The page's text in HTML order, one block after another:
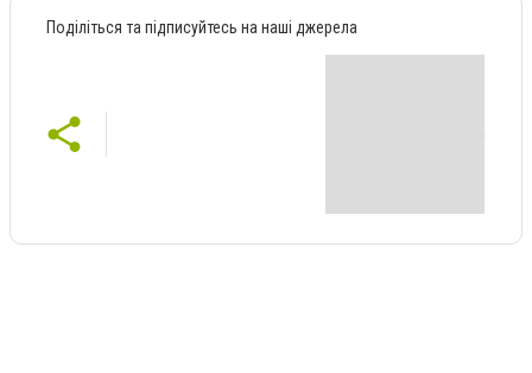
Поділіться та підписуйтесь на наші джерела